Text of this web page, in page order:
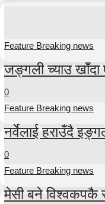
Feature Breaking news
जङ्गली च्याउ
0
Feature Breaking news
नर्वेलाई हराउँदै
0
Feature Breaking news
मेसी बने विश्वकपकै